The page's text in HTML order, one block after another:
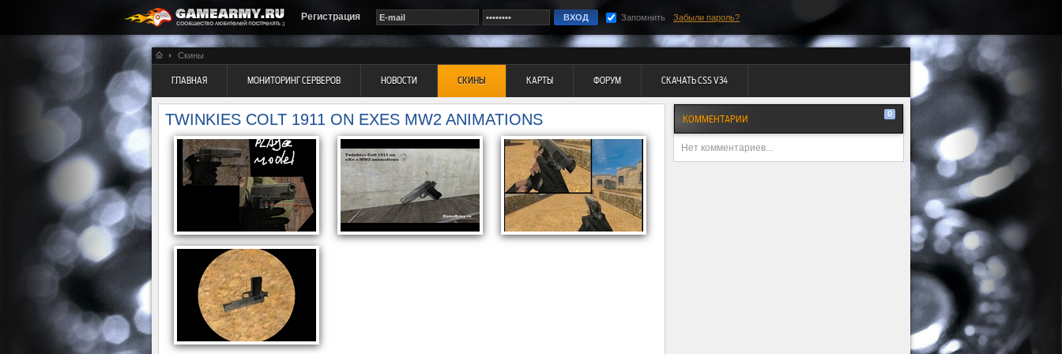
Регистрация Запомнить Забыли пароль?
Скины
ГЛАВНАЯ МОНИТОРИНГ СЕРВЕРОВ НОВОСТИ СКИНЫ КАРТЫ ФОРУМ СКАЧАТЬ CSS V34
TWINKIES COLT 1911 ON EXES MW2 ANIMATIONS КОММЕНТАРИИ 0
Нет комментариев...